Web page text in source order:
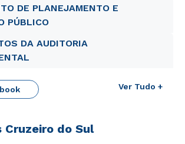
DE PLANEJAMENTO E
PÚBLICO
DA AUDITORIA
Ver Tudo +
Cruzeiro do Sul